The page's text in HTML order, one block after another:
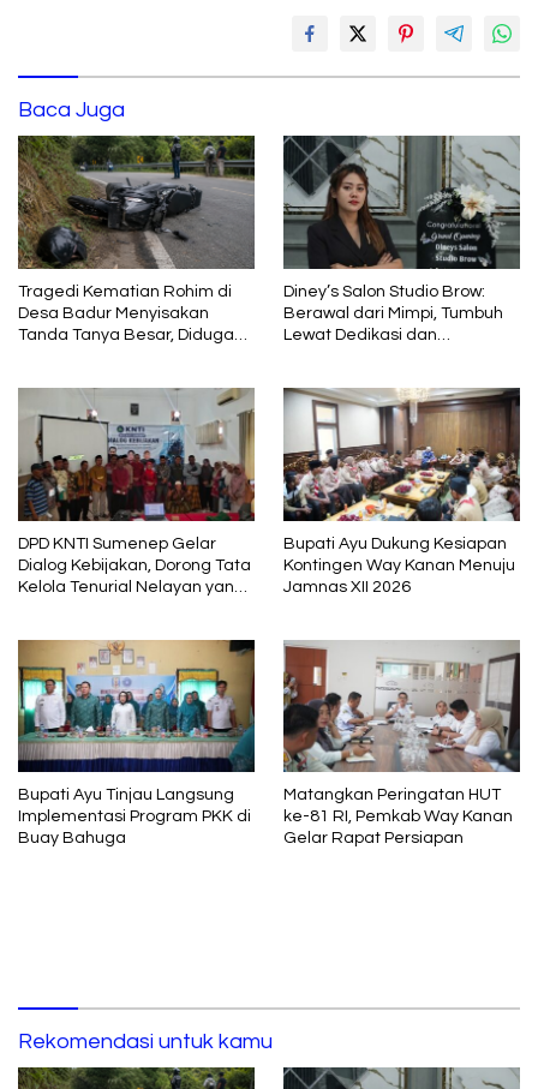
Baca Juga
Tragedi Kematian Rohim di
Desa Badur Menyisakan
Tanda Tanya Besar, Diduga
Diney’s Salon Studio Brow:
Berawal dari Mimpi, Tumbuh
Lewat Dedikasi dan
DPD KNTI Sumenep Gelar
Dialog Kebijakan, Dorong Tata
Kelola Tenurial Nelayan yang
Bupati Ayu Dukung Kesiapan
Kontingen Way Kanan Menuju
Jamnas XII 2026
Bupati Ayu Tinjau Langsung
Implementasi Program PKK di
Buay Bahuga
Matangkan Peringatan HUT
ke-81 RI, Pemkab Way Kanan
Gelar Rapat Persiapan
Rekomendasi untuk kamu